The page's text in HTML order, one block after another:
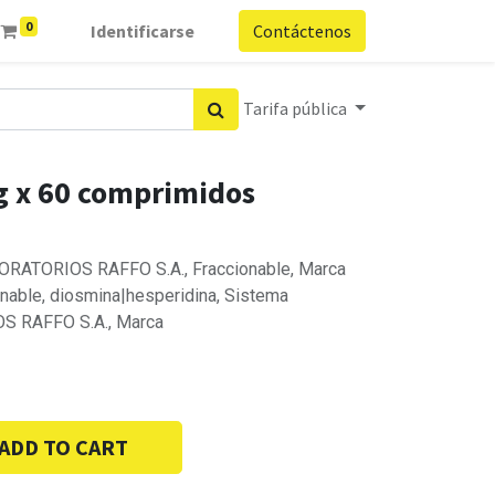
0 Identificarse Contáctenos
Tarifa pública
x 60 comprimidos
RAFFO S.A., Fraccionable, Marca
diosmina|hesperidina, Sistema
RAFFO S.A., Marca
TO CART